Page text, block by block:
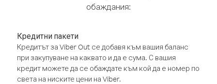
обаждания:
Кредитни пакети
Кредитът за Viber Out се добавя към вашия баланс
при закупуване на каквато и да е сума. С вашия
кредит можете да се обаждате към кой да е номер по
света на ниските цени на Viber.